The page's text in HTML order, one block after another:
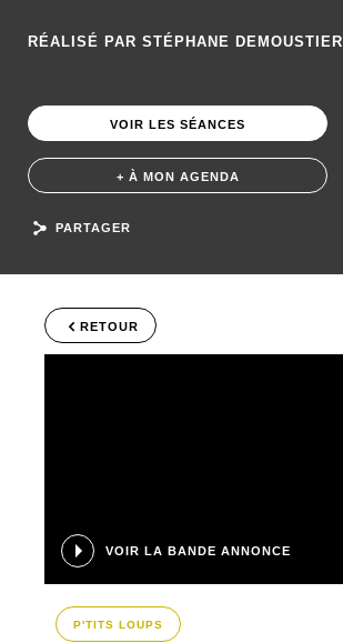
RÉALISÉ PAR STÉPHANE DEMOUSTIER
VOIR LES SÉANCES
+ À MON AGENDA
PARTAGER
RETOUR
VOIR LA BANDE ANNONCE
P'TITS LOUPS